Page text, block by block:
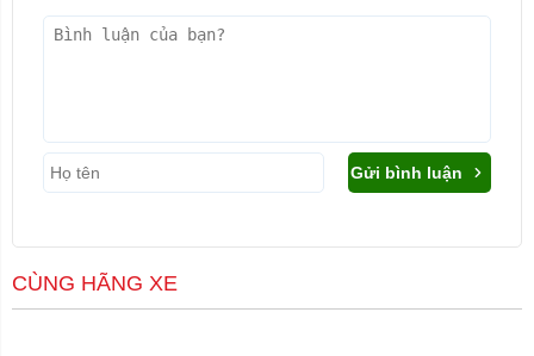
Gửi bình luận
CÙNG HÃNG XE